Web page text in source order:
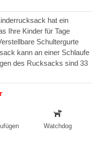
hat ein
Ihre Kinder für Tage
Schultergurte
kann an einer Schlaufe
des Rucksacks sind 33
Watchdog